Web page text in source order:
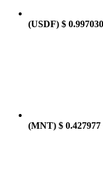
(USDF) $ 0.997030
(MNT) $ 0.427977